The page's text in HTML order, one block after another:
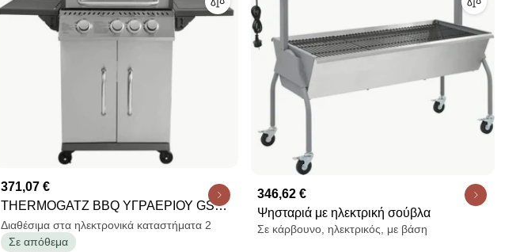
371,07 €
THERMOGATZ BBQ ΥΓΡΑΕΡΙΟΥ GS
GRILL ELITE 3+1 INOX - 11,5 kW
03.313.208
Διαθέσιμα στα ηλεκτρονικά καταστήματα 2
Σε απόθεμα
346,62 €
Ψησταριά με ηλεκτρική σούβλα
Σε κάρβουνο, ηλεκτρικός, με βάση